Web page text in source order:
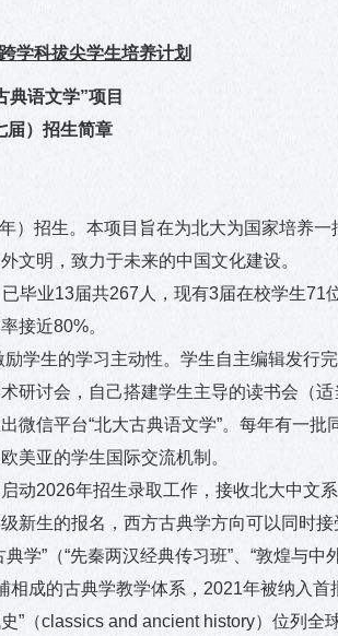
学科拔尖学生培养计划
典语文学”项目
届）招生简章
年）招生。本项目旨在为北大为国家培养
文明，致力于未来的中国文化建设。
已毕业13届共267 人，现有3届在校学生71
接近80%。
励学生的学习主动性。学生自主编辑发行
研讨会，自己搭建学生主导的读书会（适
信平台“北大古典语文学”。每年有一批
美亚的学生国际交流机制。
动2026年招生录取工作，接收北大中文
新生的报名，西方古典学方向可以同时
学”（“先秦两汉经典传习班”、“敦煌与中
相成的古典学教学体系， 2021年被纳入首
”（classics and ancient history）位列全